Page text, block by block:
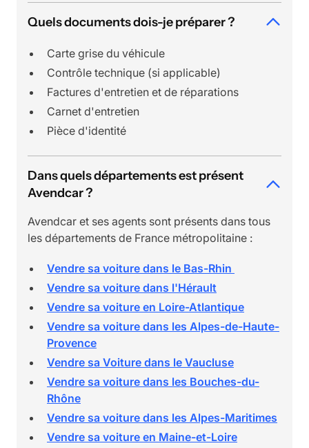
Quels documents dois-je préparer ?
Carte grise du véhicule
Contrôle technique (si applicable)
Factures d'entretien et de réparations
Carnet d'entretien
Pièce d'identité
Dans quels départements est présent
Avendcar ?
Avendcar et ses agents sont présents dans tous
les départements de France métropolitaine :
Vendre sa voiture dans le Bas-Rhin
Vendre sa voiture dans l'Hérault
Vendre sa voiture en Loire-Atlantique
Vendre sa voiture dans les Alpes-de-Haute-
Provence
Vendre sa Voiture dans le Vaucluse
Vendre sa voiture dans les Bouches-du-
Rhône
Vendre sa voiture dans les Alpes-Maritimes
Vendre sa voiture en Maine-et-Loire